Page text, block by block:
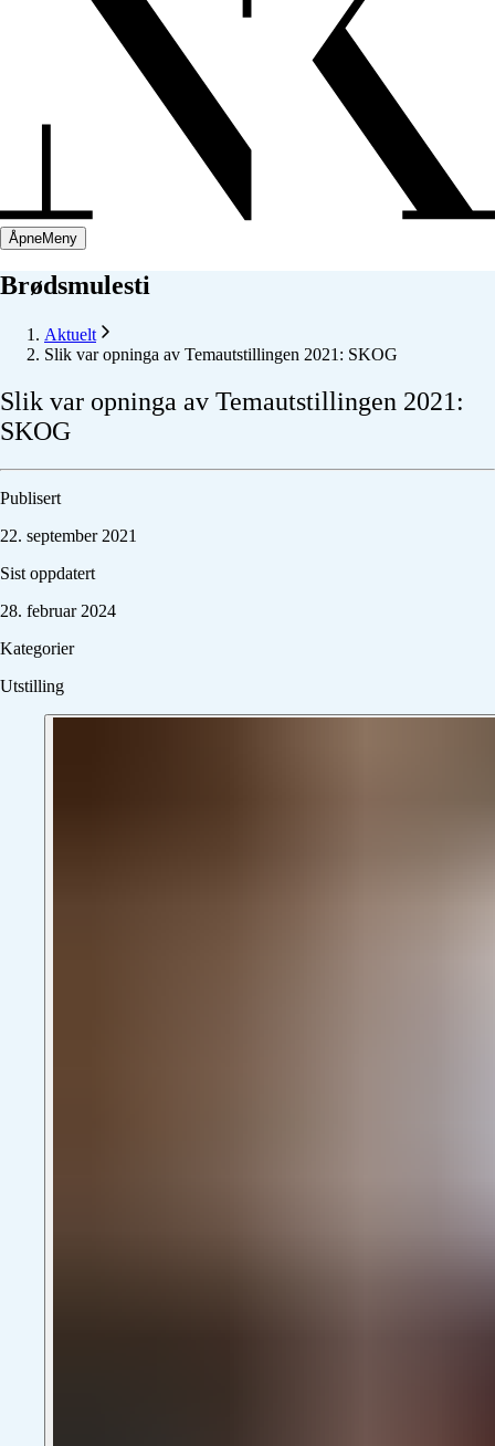
ÅpneMeny
Brødsmulesti
Aktuelt
Slik var opninga av Temautstillingen 2021: SKOG
Slik var opninga av Temautstillingen 2021:
SKOG
Publisert
22. september 2021
Sist oppdatert
28. februar 2024
Kategorier
Utstilling